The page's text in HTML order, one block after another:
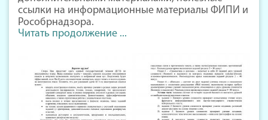
ссылки на информационные материалы ФИПИ и
Рособрнадзора.
Читать продолжение ...